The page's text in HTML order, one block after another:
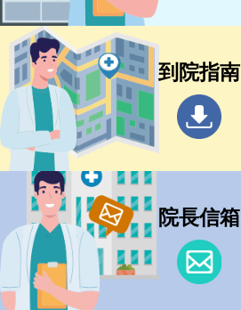
到院指南
院長信箱